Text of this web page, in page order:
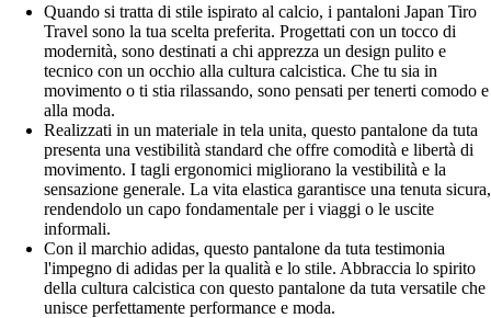
Quando si tratta di stile ispirato al calcio, i pantaloni Japan Tiro
Travel sono la tua scelta preferita. Progettati con un tocco di
modernità, sono destinati a chi apprezza un design pulito e
tecnico con un occhio alla cultura calcistica. Che tu sia in
movimento o ti stia rilassando, sono pensati per tenerti comodo e
alla moda.
Realizzati in un materiale in tela unita, questo pantalone da tuta
presenta una vestibilità standard che offre comodità e libertà di
movimento. I tagli ergonomici migliorano la vestibilità e la
sensazione generale. La vita elastica garantisce una tenuta sicura,
rendendolo un capo fondamentale per i viaggi o le uscite
informali.
Con il marchio adidas, questo pantalone da tuta testimonia
l'impegno di adidas per la qualità e lo stile. Abbraccia lo spirito
della cultura calcistica con questo pantalone da tuta versatile che
unisce perfettamente performance e moda.